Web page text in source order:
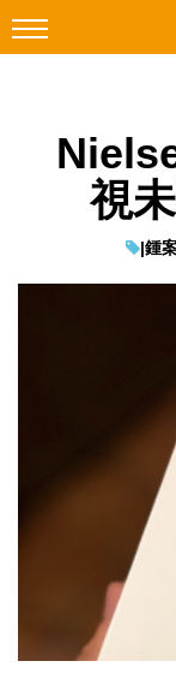
Facebook
遊戲動漫
生成式AI與雲端應用
Enterprise Digital
視
|鍾